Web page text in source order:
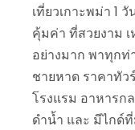
เที่ยวเกาะพม่า 1
คุ้มค่า ที่สวยงาม
อย่างมาก พาทุกท่
ชายหาด ราคาทัว
โรงแรม อาหาร
ดำน้ำ และ มีไกด์